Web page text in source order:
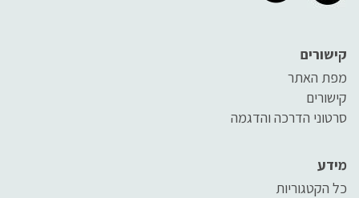
קישורים
מפת האתר
קישורים
סרטוני הדרכה והדגמה
מידע
כל הקטגוריות